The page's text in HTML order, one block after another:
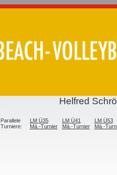
Helfred
Parallele
Turniere:
LM Ü35
Mä.-Turnier
LM Ü41
Mä.-Turnier
LM Ü53
Mä.-